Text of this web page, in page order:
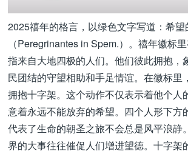
2025禧年的格言，以绿色文字写道：希
（Peregrinantes in Spem.）。禧年徽标
指来自大地四极的人们。他们彼此拥抱，
民团结的守望相助和手足情谊。在徽标里
拥抱十字架。这个动作不仅表示着他个人
意着永远不能放弃的希望。四个人形下方
代表了生命的朝圣之旅不会总是风平浪静
界的大事往往催促人们增进望德。十字架